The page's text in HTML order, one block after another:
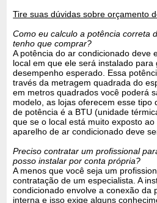
Tire suas dúvidas sobre orçamento
Como eu calculo a potência correta
tenho que comprar?
A potência do ar condicionado deve
local em que ele será instalado
desempenho esperado. Essa
través da metragem quadrada do
em metros quadrados você poderá
modelo, as lojas oferecem esse tipo
de potência é a BTU (unidade
que se o local está muito exposto
aparelho de ar condicionado deve
Preciso contratar um profissional
posso instalar por conta própria?
A menos que você seja um
contratação de um especialista. A
condicionado envolve a conexão da
interna e isso exige alguns